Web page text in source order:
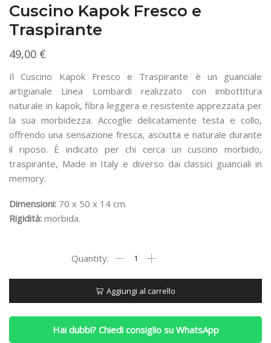
Cuscino Kapok Fresco e
Traspirante
49,00 €
Il Cuscino Kapok Fresco e Traspirante è un guanciale
artigianale Linea Lombardi realizzato con imbottitura
naturale in kapok, fibra leggera e resistente apprezzata per
la sua morbidezza. Accoglie delicatamente testa e collo,
offrendo una sensazione fresca, asciutta e naturale durante
il riposo. È indicato per chi cerca un cuscino morbido,
traspirante, Made in Italy e diverso dai classici guanciali in
memory.
Dimensioni: 70 x 50 x 14 cm.
Rigidità: morbida.
Kapok
Fresco
e
Traspirante
quantità
Aggiungi al carrello
Hai dubbi? Chiedi consiglio su WhatsApp